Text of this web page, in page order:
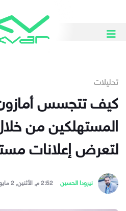
تحليلات
كيف تتجسس
لتعرض إعلانات
نيرودا الحسين 2:52 م, الأثنين, 2 مايو 2022